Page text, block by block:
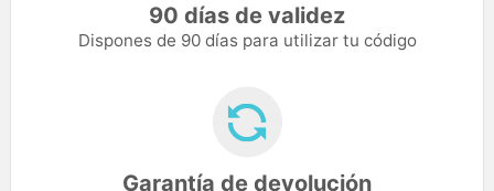
90 días de validez
Dispones de 90 días para utilizar tu código
Garantía de devolución